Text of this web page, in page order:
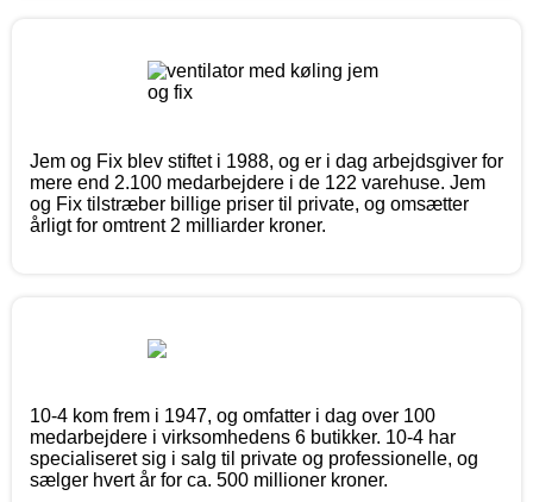
Jem og Fix blev stiftet i 1988, og er i dag arbejdsgiver for
mere end 2.100 medarbejdere i de 122 varehuse. Jem
og Fix tilstræber billige priser til private, og omsætter
årligt for omtrent 2 milliarder kroner.
10-4 kom frem i 1947, og omfatter i dag over 100
medarbejdere i virksomhedens 6 butikker. 10-4 har
specialiseret sig i salg til private og professionelle, og
sælger hvert år for ca. 500 millioner kroner.